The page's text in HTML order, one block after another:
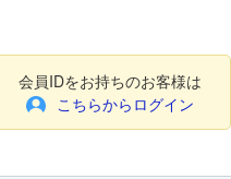
会員IDをお持ちのお客様は
こちらからログイン